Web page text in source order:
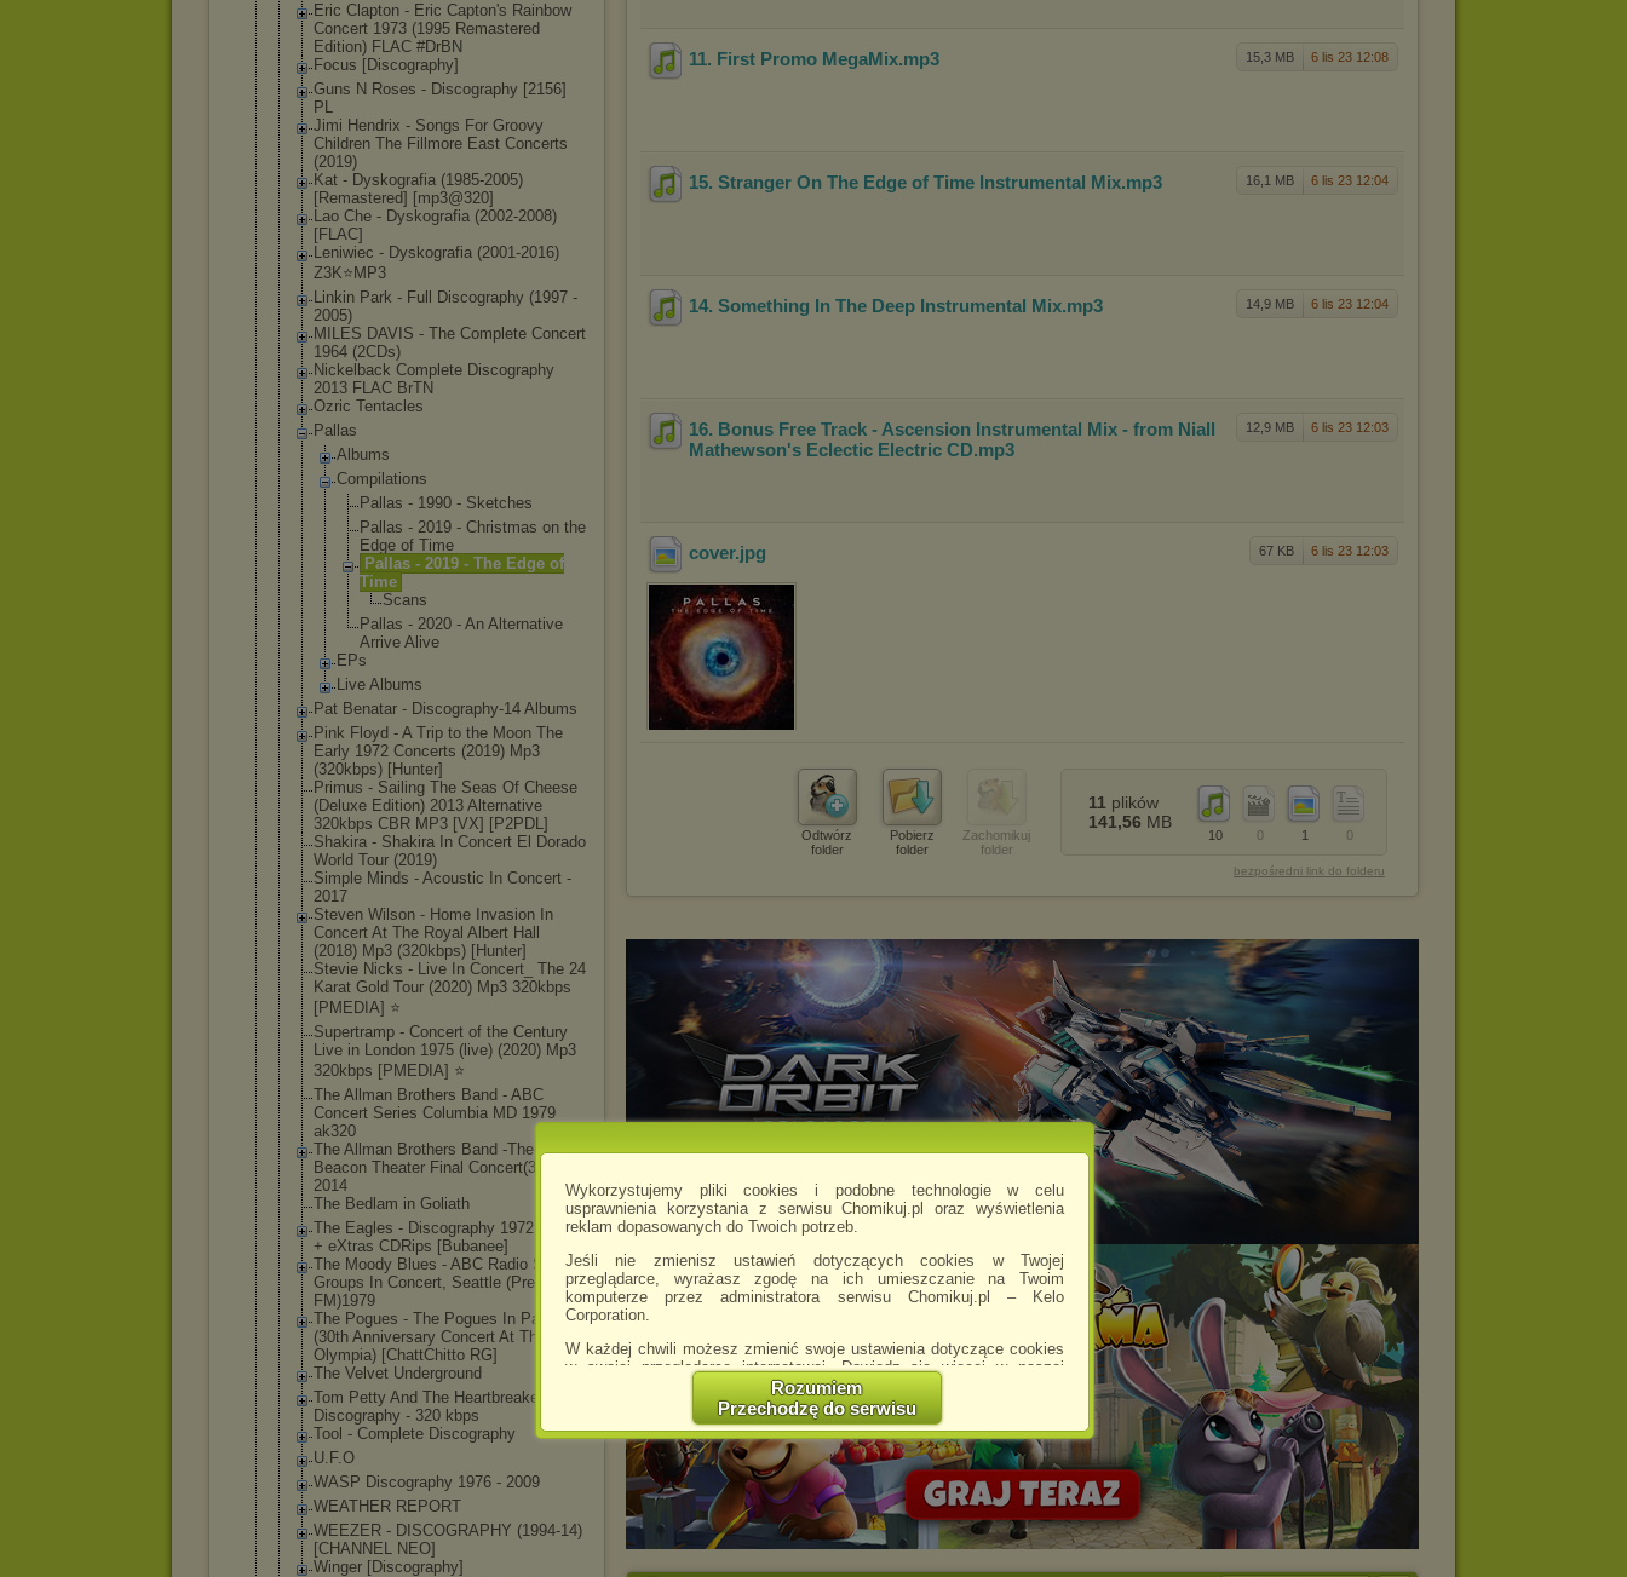
Wykorzystujemy pliki cookies i podobne technologie w celu
usprawnienia korzystania z serwisu Chomikuj.pl oraz wyświetlenia
reklam dopasowanych do Twoich potrzeb.
Jeśli nie zmienisz ustawień dotyczących cookies w Twojej
przeglądarce, wyrażasz zgodę na ich umieszczanie na Twoim
komputerze przez administratora serwisu Chomikuj.pl – Kelo
Corporation.
W każdej chwili możesz zmienić swoje ustawienia dotyczące cookies
w swojej przeglądarce internetowej. Dowiedz się więcej w naszej
http://chomikuj.pl/PolitykaPrywatnosci.aspx
Jednocześnie informujemy że zmiana ustawień przeglądarki może
spowodować ograniczenie korzystania ze strony Chomikuj.pl.
W przypadku braku twojej zgody na akceptację cookies niestety
prosimy o opuszczenie serwisu chomikuj.pl.
Wykorzystanie plików cookiesprzez
Zaufanych Partnerów
(dostosowanie reklam do Twoich potrzeb, analiza skuteczności działań
Rozumiem
Przechodzę do serwisu
Eric Clapton - Eric Capton's Rainbow
Concert 1973 (1995 Remastered
Edition) FLAC #DrBN
Focus [Discography]
Guns N Roses - Discography [2156]
PL
Jimi Hendrix - Songs For Groovy
Children The Fillmore East Concerts
(2019)
Kat - Dyskografia (1985-2005)
[Remastered] [mp3@320]
Lao Che - Dyskografia (2002-2008)
[FLAC]
Leniwiec - Dyskografia (2001-2016)
Z3K⭐MP3
Linkin Park - Full Discography (1997 -
2005)
MILES DAVIS - The Complete Concert
1964 (2CDs)
Nickelback Complete Discography
2013 FLAC BrTN
Ozric Tentacles
Pallas
Albums
Compilations
Pallas - 1990 - Sketc hes
Pallas - 2019 - Christmas on the
Edge of Time
Pallas - 2019 - The Edge of
Time
Scans
Pallas - 2020 - An Alternative
Arrive Alive
EPs
Live Albums
Pat Benatar - Discography-14 Albums
Pink Floyd - A Trip to the Moon The
Early 1972 Concerts (2019) Mp3
(320kbps) [Hunter]
Primus - Sailing The Seas Of Cheese
(Deluxe Edition) 2013 Alternative
320kbps CBR MP3 [VX] [P2PDL]
Shakira - Shakira In Concert El Dorado
World Tour (2019)
Simple Minds - Acoustic In Concert -
2017
Steven Wilson - Home Invasion In
Concert At The Royal Albert Hall
(2018) Mp3 (320kbps) [Hunter]
Stevie Nicks - Live In Concert_ The 24
Karat Gold Tour (2020) Mp3 320kbps
[PMEDIA] ⭐️
Supertramp - Concert of the Century
Live in London 1975 (live) (2020) Mp3
320kbps [PMEDIA] ⭐️
The Allman Brothers Band - ABC
Concert Series Columbia MD 1979
ak320
The Allman Brothers Band -The
Beacon Theater Final Concert(3-C
2014
The Bedlam in Goliath
The Eagles - Discography 1972 - 2007
+ eXtras CDRips [Bubanee]
The Moody Blues - ABC Radio Super
Groups In Concert, Seattle (Pre-
FM)1979
The Pogues - The Pogues In Paris
(30th Anniversary Concert At The
Olympia) [ChattChitto RG]
The Velvet Underground
Tom Petty And The Heartbreake
Discography - 320 kbps
Tool - Complete Discography
U.F.O
WASP Discography 1976 - 2009
WEATHER REPORT
WEEZER - DISCOGRAPHY (1994-14)
[CHANNEL NEO]
Winger [Discography]
15,3 MB 6 lis 23 12:08
11. First Promo MegaMix.mp3
16,1 MB 6 lis 23 12:04
15. Stranger On The Edge of Time Instrumental Mix.mp3
14,9 MB 6 lis 23 12:04
14. Something In The Deep Instrumental Mix.mp3
12,9 MB 6 lis 23 12:03
16. Bonus Free Track - Ascension Instrumental Mix - from Niall
Mathewson's Eclectic Electric CD.mp3
67 KB 6 lis 23 12:03
cover.jpg
Odtwórz
folder
Pobierz
folder
Zachomikuj
folder
0
1
0
10
11 plików
141,56 MB
bezpośredni link do folderu